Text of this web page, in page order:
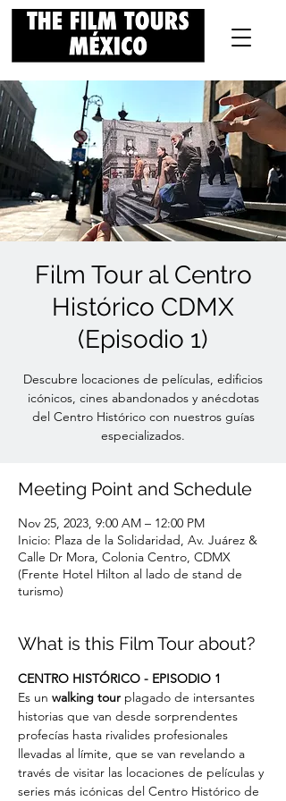
Film Tour al Centro
Histórico CDMX
(Episodio 1)
Descubre locaciones de películas, edificios
icónicos, cines abandonados y anécdotas
del Centro Histórico con nuestros guías
especializados.
Meeting Point and Schedule
Nov 25, 2023, 9:00 AM – 12:00 PM
Inicio: Plaza de la Solidaridad, Av. Juárez &
Calle Dr Mora, Colonia Centro, CDMX
(Frente Hotel Hilton al lado de stand de
turismo)
What is this Film Tour about?
CENTRO HISTÓRICO - EPISODIO 1
Es un walking tour plagado de intersantes
historias que van desde sorprendentes
profecías hasta rivalides profesionales
llevadas al límite, que se van revelando a
través de visitar las locaciones de películas y
series más icónicas del Centro Histórico de